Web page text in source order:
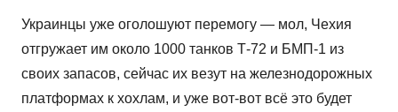
Украинцы уже оголошуют перемогу — мол, Чехия
отгружает им около 1000 танков Т-72 и БМП-1 из
своих запасов, сейчас их везут на железнодорожных
платформах к хохлам, и уже вот-вот всё это будет